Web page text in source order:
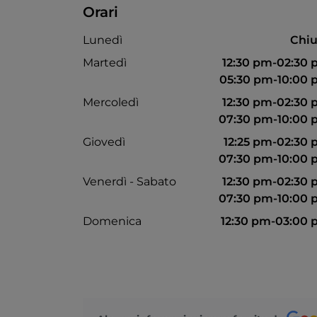
Orari
Lunedì
Martedì
12:30 pm-02:30
05:30 pm-10:00
Mercoledì
12:30 pm-02:30
07:30 pm-10:00
Giovedì
12:25 pm-02:30
07:30 pm-10:00
Venerdì - Sabato
12:30 pm-02:30
07:30 pm-10:00
Domenica
12:30 pm-03:00